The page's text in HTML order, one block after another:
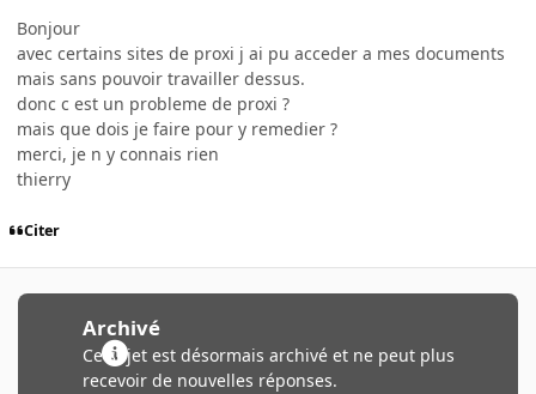
Bonjour
avec certains sites de proxi j ai pu acceder a mes documents
mais sans pouvoir travailler dessus.
donc c est un probleme de proxi ?
mais que dois je faire pour y remedier ?
merci, je n y connais rien
thierry
Citer
Archivé
Ce sujet est désormais archivé et ne peut plus
recevoir de nouvelles réponses.